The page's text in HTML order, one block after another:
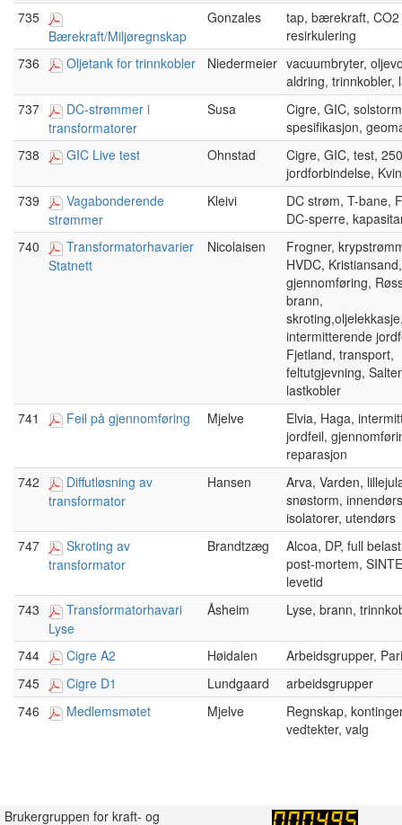
735
Bærekraft/Miljøregnskap
Gonzales
tap, bærekraft, CO2
resirkulering
736
Oljetank for trinnkobler Niedermeier vacuumbryter,
aldring, trinnkobler,
737
DC-strømmer i
transformatorer
Susa
Cigre, GIC,
spesifikasjon,
738
GIC Live test Ohnstad
Cigre, GIC, test,
jordforbindelse,
739
Vagabonderende
strømmer
Kleivi
DC strøm, T-bane,
DC-sperre,
740
Transformatorhavarier
Statnett
Nicolaisen
Frogner,
HVDC, Kristiansand,
gjennomføring,
brann,
intermitterende
Fjetland, transport,
feltutgjevning,
lastkobler
741
Feil på gjennomføring Mjelve
Elvia, Haga,
jordfeil,
reparasjon
742
Diffutløsning av
transformator
Hansen
Arva, Varden,
snøstorm, innendørs
isolatorer, utendørs
747
Skroting av
transformator
Brandtzæg
Alcoa, DP, full
post-mortem,
levetid
743
Transformatorhavari
Lyse
Åsheim Lyse, brann,
744 Cigre A2 Høidalen
Arbeidsgrupper,
745
Cigre D1 Lundgaard
arbeidsgrupper
746
Medlemsmøtet Mjelve
Regnskap,
vedtekter, valg
Brukergruppen for kraft- og